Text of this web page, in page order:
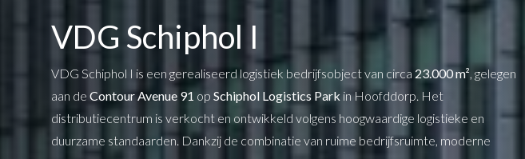
VDG Schiphol I
VDG Schiphol I is een gerealiseerd logistiek bedrijfsobject van circa 23.000 m², gelegen
aan de Contour Avenue 91 op Schiphol Logistics Park in Hoofddorp. Het
distributiecentrum is verkocht en ontwikkeld volgens hoogwaardige logistieke en
duurzame standaarden. Dankzij de combinatie van ruime bedrijfsruimte, moderne